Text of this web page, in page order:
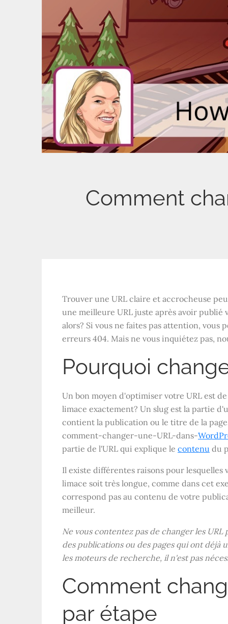
Comment
Trouver une URL claire et accrocheuse
une meilleure URL juste après avoir
alors? Si vous ne faites pas attention, vous
erreurs 404. Mais ne vous inquiétez pas,
Pourquoi
Un bon moyen d'optimiser votre URL est
limace exactement? Un slug est la partie
contient la publication ou le titre de la
comment-changer-une-URL-dans-
partie de l'URL qui explique le contenu du
Il existe différentes raisons pour lesquelles
limace soit très longue, comme dans cet
correspond pas au contenu de votre
meilleur.
Ne vous contentez pas de changer les
des publications ou des pages qui ont déjà
les moteurs de recherche, il n'est pas
Comment
par étape